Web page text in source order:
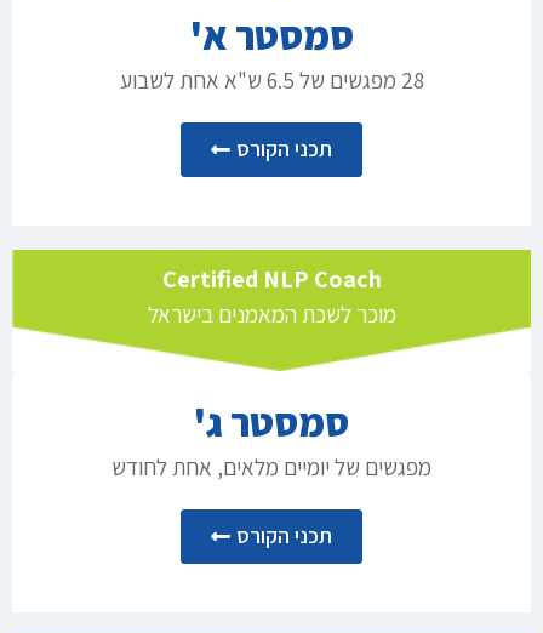
סמסטר א'
28 מפגשים של 6.5 ש"א אחת לשבוע
תכני הקורס
Certified NLP Coach
מוכר לשכת המאמנים בישראל
סמסטר ג'
מפגשים של יומיים מלאים, אחת לחודש
תכני הקורס